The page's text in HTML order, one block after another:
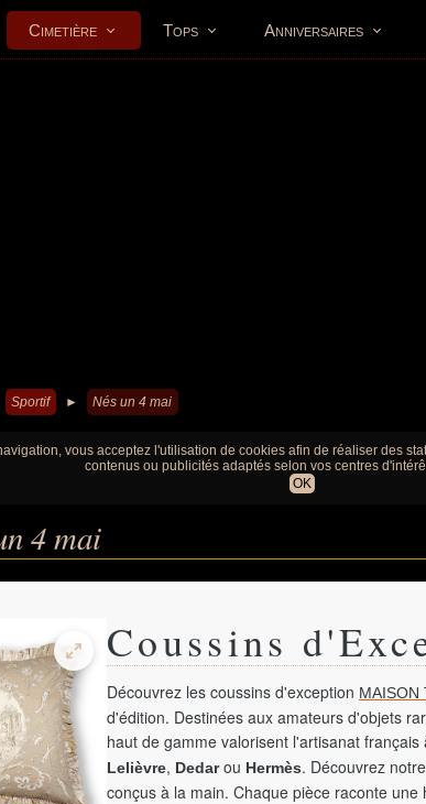
Cimetière Tops Anniversaires
Sportif ► Nés un 4 mai
vous acceptez l'utilisation de cookies afin de réaliser des
contenus ou publicités adaptés selon vos centres
OK
4 mai
Coussins
Découvrez les coussins d'exception MAISON
d'édition. Destinées aux amateurs d'objets
haut de gamme valorisent l'artisanat
Lelièvre, Dedarou Hermès. Découvrez
conçus à la main. Chaque pièce raconte